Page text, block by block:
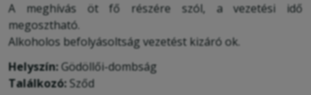
A meghívás öt fő részére szól, a vezetési idő
megosztható.
Alkoholos befolyásoltság vezetést kizáró ok.
Helyszín:Gödöllői-dombság
Találkozó:Sződ